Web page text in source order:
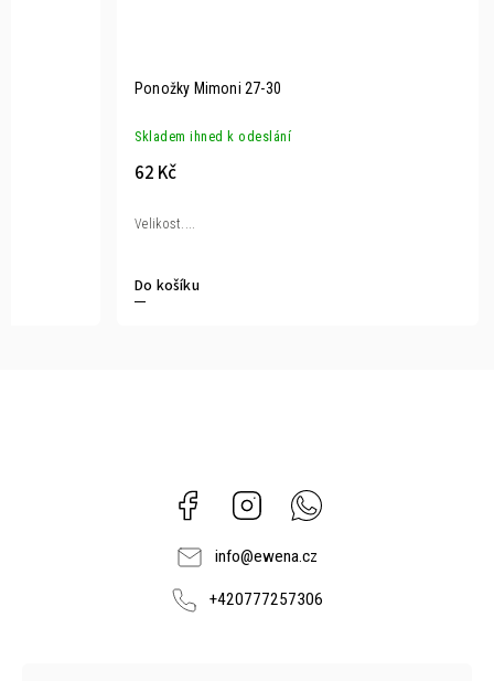
Ponožky Mimoni 27-30
Skladem ihned k odeslání
62 Kč
Do košíku
Velikost....
Facebook Instagram
info@ewena.cz
+420777257306